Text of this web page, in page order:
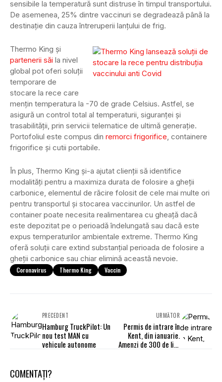
sensibile la temperatură sunt distruse în timpul transportului.
De asemenea, 25% dintre vaccinuri se degradează până la
destinație din cauza întreruperii lanțului de frig.
Thermo King și
partenerii săi la nivel
global pot oferi soluții
temporare de
stocare la rece care
mențin temperatura la -70 de grade Celsius. Astfel, se
asigură un control total al temperaturii, siguranței și
trasabilității, prin servicii telematice de ultimă generație.
Portofoliul este compus din remorci frigorifice, containere
frigorifice și cutii portabile.
În plus, Thermo King și-a ajutat clienții să identifice
modalități pentru a maximiza durata de folosire a gheții
carbonice, elementul de răcire folosit de cele mai multe ori
pentru transportul și stocarea vaccinurilor. Un astfel de
container poate necesita realimentarea cu gheață dacă
este depozitat pe o perioadă îndelungată sau dacă este
expus temperaturilor ambientale extreme. Thermo King
oferă soluții care extind substanțial perioada de folosire a
gheții carbonice sau chiar elimină această nevoie.
Coronavirus Thermo King Vaccin
PRECEDENT
Hamburg TruckPilot: Un
nou test MAN cu
vehicule autonome
URMĂTOR
Permis de intrare în
Kent, din ianuarie.
Amenzi de 300 de lire
COMENTAȚI?